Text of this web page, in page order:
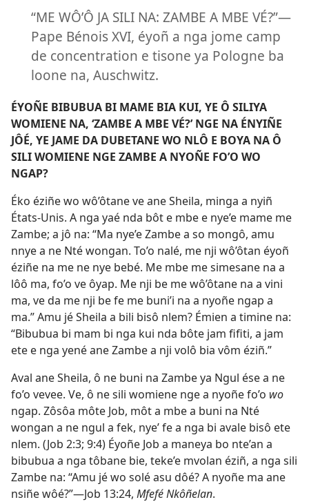
“ME WÔ’Ô JA SILI NA: ZAMBE A MBE VÉ?”​—
Pape Bénois XVI, éyoñ a nga jome camp
de concentration e tisone ya Pologne ba
loone na, Auschwitz.
ÉYOÑE BIBUBUA BI MAME BIA KUI, YE Ô SILIYA
WOMIENE NA, ‘ZAMBE A MBE VÉ?’ NGE NA ÉNYIÑE
JÔÉ, YE JAME DA DUBETANE WO NLÔ E BOYA NA Ô
SILI WOMIENE NGE ZAMBE A NYOÑE FO’O WO
NGAP?
Éko éziñe wo wô’ôtane ve ane Sheila, minga a nyiñ
États-Unis. A nga yaé nda bôt e mbe e nye’e mame me
Zambe; a jô na: “Ma nye’e Zambe a so mongô, amu
nnye a ne Nté wongan. To’o nalé, me nji wô’ôtan éyoñ
éziñe na me ne nye bebé. Me mbe me simesane na a
lôô ma, fo’o ve ôyap. Me nji be me wô’ôtane na a vini
ma, ve da me nji be fe me buni’i na a nyoñe ngap a
ma.” Amu jé Sheila a bili bisô nlem? Émien a timine na:
“Bibubua bi mam bi nga kui nda bôte jam fifiti, a jam
ete e nga yené ane Zambe a nji volô bia vôm éziñ.”
Aval ane Sheila, ô ne buni na Zambe ya Ngul ése a ne
fo’o vevee. Ve, ô ne sili womiene nge a nyoñe fo’o wo
ngap. Zôsôa môte Job, môt a mbe a buni na Nté
wongan a ne ngul a fek, nye’ fe a nga bi avale bisô ete
nlem. (Job 2:3; 9:4) Éyoñe Job a maneya bo nte’an a
bibubua a nga tôbane bie, teke’e mvolan éziñ, a nga sili
Zambe na: “Amu jé wo solé asu dôé? A nyoñe ma ane
nsiñe wôé?”​—Job 13:24, Mfefé Nkôñelan.